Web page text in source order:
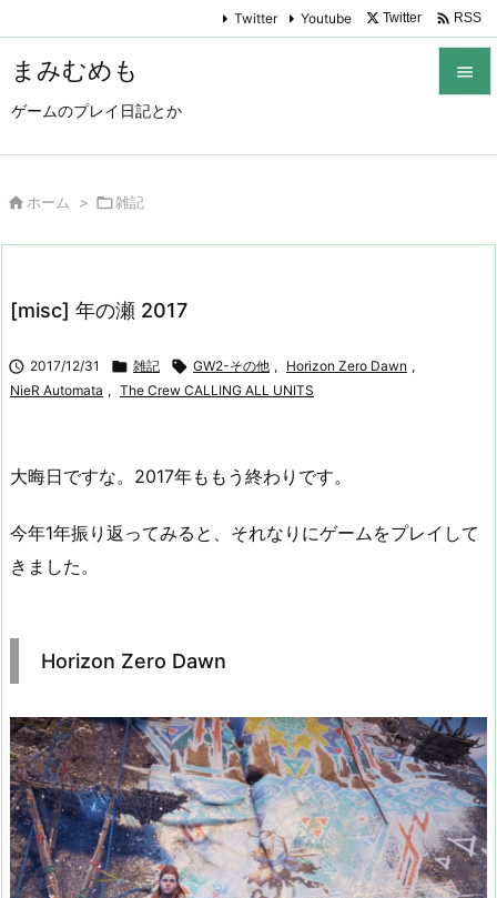
まみむめも
ゲームのプレイ日記とか

Twitter Youtube Twitter  RSS
 ホーム > 雑記
[misc] 年の瀬 2017
 2017/12/31  雑記  GW2-その他 , Horizon Zero Dawn ,
NieR Automata , The Crew CALLING ALL UNITS
大晦日ですな。2017年ももう終わりです。
今年1年振り返ってみると、それなりにゲームをプレイして
きました。
Horizon Zero Dawn